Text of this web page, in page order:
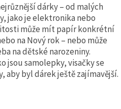
dárky – od malých
jako je elektronika nebo
může mít papír konkrétní
na Nový rok – nebo může
na dětské narozeniny.
jsou samolepky, visačky se
aby byl dárek ještě zajímavější.